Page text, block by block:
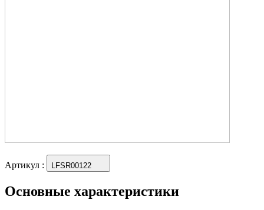
Артикул : LFSR00122
Основные характеристики